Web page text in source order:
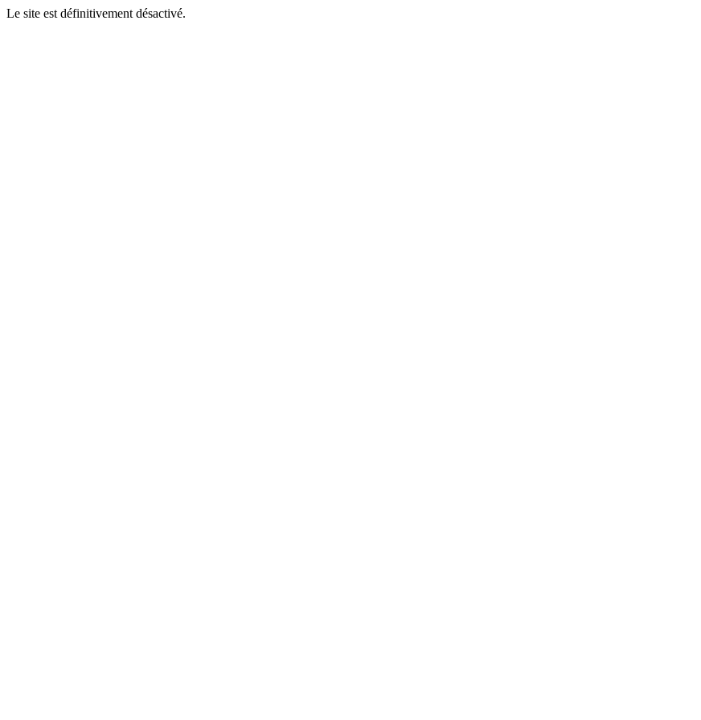
Le site est définitivement désactivé.